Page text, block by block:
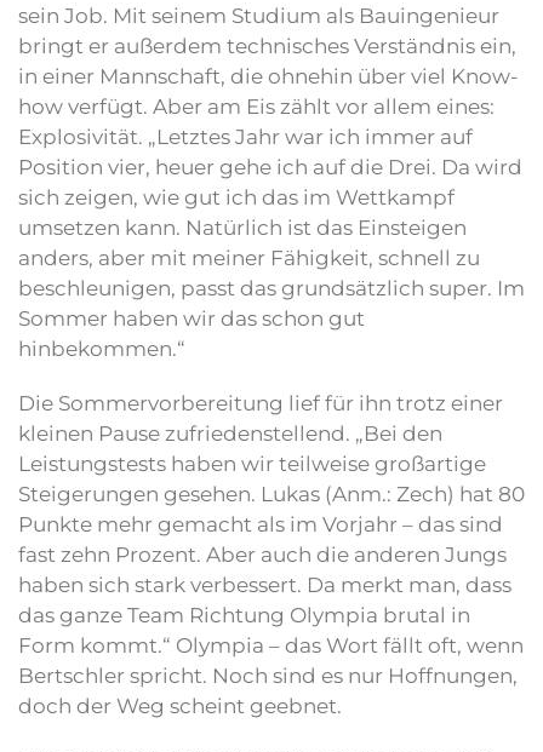
sein Job. Mit seinem Studium als Bauingenieur
bringt er außerdem technisches Verständnis ein,
in einer Mannschaft, die ohnehin über viel Know-
how verfügt. Aber am Eis zählt vor allem eines:
Explosivität. „Letztes Jahr war ich immer auf
Position vier, heuer gehe ich auf die Drei. Da wird
sich zeigen, wie gut ich das im Wettkampf
umsetzen kann. Natürlich ist das Einsteigen
anders, aber mit meiner Fähigkeit, schnell zu
beschleunigen, passt das grundsätzlich super. Im
Sommer haben wir das schon gut
hinbekommen.“
Die Sommervorbereitung lief für ihn trotz einer
kleinen Pause zufriedenstellend. „Bei den
Leistungstests haben wir teilweise großartige
Steigerungen gesehen. Lukas (Anm.: Zech) hat 80
Punkte mehr gemacht als im Vorjahr – das sind
fast zehn Prozent. Aber auch die anderen Jungs
haben sich stark verbessert. Da merkt man, dass
das ganze Team Richtung Olympia brutal in
Form kommt.“ Olympia – das Wort fällt oft, wenn
Bertschler spricht. Noch sind es nur Hoffnungen,
doch der Weg scheint geebnet.